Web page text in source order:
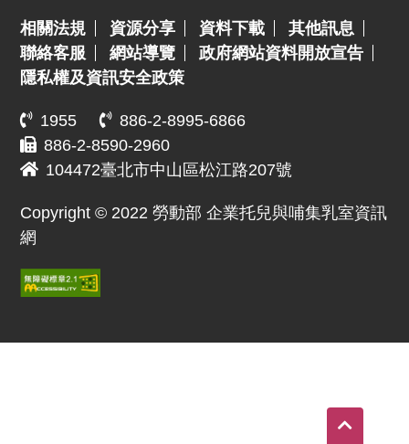
:::
相關法規 資源分享 資料下載
其他訊息
聯絡客服
網站導覽
政府網站資料開放宣告
隱私權及資訊安全政策
1955
886-2-8995-6866
886-2-8590-2960
104472臺北市中山區松江路207號
Copyright © 2022 勞動部 企業托兒與哺集乳室資訊
網